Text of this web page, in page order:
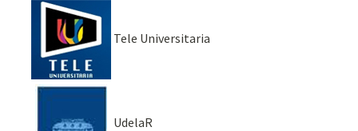
Tele Universitaria
UdelaR